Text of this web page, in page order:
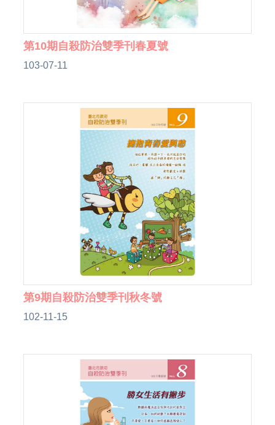
第10期自殺防治雙季刊春夏號
103-07-11
第9期自殺防治雙季刊秋冬號
102-11-15